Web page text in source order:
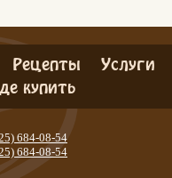
Рецепты Услуги
купить
684-08-54
684-08-54